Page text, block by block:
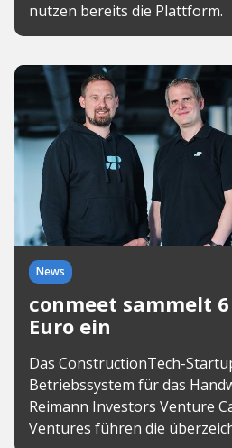
nutzen bereits die Plattform.
News
conmeet sammelt
Euro ein
Das ConstructionTech-
Betriebssystem für das
Reimann Investors Venture
Ventures führen die